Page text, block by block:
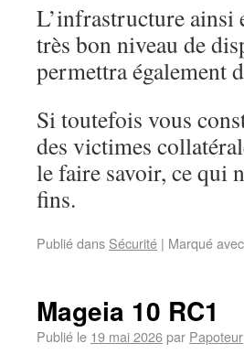
L’infrastructure ainsi
très bon niveau de
permettra également
Si toutefois vous
des victimes
le faire savoir, ce qui
fins.
Publié dans Sécurité | Marqué avec
Mageia 10 RC1
Publié le 19 mai 2026par Papoteur